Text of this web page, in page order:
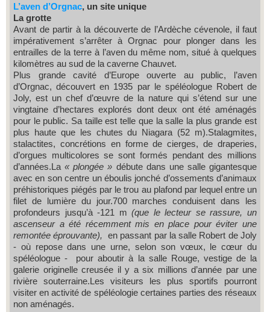
L’aven d’Orgnac, un site unique
La grotte
Avant de partir à la découverte de l’Ardèche cévenole, il faut
impérativement s’arrêter à Orgnac pour plonger dans les
entrailles de la terre à l’aven du même nom, situé à quelques
kilomètres au sud de la caverne Chauvet.
Plus grande cavité d’Europe ouverte au public, l’aven
d’Orgnac, découvert en 1935 par le spéléologue Robert de
Joly, est un chef d’œuvre de la nature qui s’étend sur une
vingtaine d’hectares explorés dont deux ont été aménagés
pour le public. Sa taille est telle que la salle la plus grande est
plus haute que les chutes du Niagara (52 m).Stalagmites,
stalactites, concrétions en forme de cierges, de draperies,
d’orgues multicolores se sont formés pendant des millions
d’années.La « plongée » débute dans une salle gigantesque
avec en son centre un éboulis jonché d’ossements d’animaux
préhistoriques piégés par le trou au plafond par lequel entre un
filet de lumière du jour.700 marches conduisent dans les
profondeurs jusqu’à -121 m(que le lecteur se rassure, un
ascenseur a été récemment mis en place pour éviter une
remontée éprouvante), en passant par la salle Robert de Joly
- où repose dans une urne, selon son vœux, le cœur du
spéléologue - pour aboutir à la salle Rouge, vestige de la
galerie originelle creusée il y a six millions d’année par une
rivière souterraine.Les visiteurs les plus sportifs pourront
visiter en activité de spéléologie certaines parties des réseaux
non aménagés.